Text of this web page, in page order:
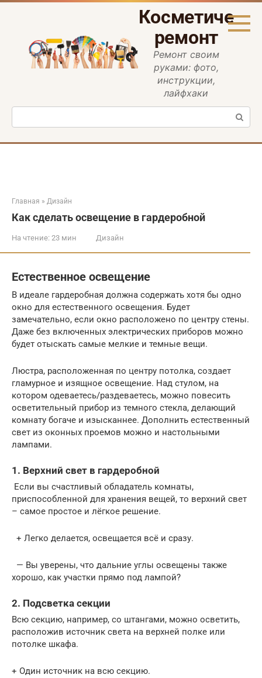
Перейти
ремонт
Ремонт своим
руками: фото,
инструкции,
лайфхаки
Поиск:
Главная » Дизайн
Как сделать освещение в гардеробной
На чтение: 23 мин Дизайн
Естественное освещение
В идеале гардеробная должна содержать хотя бы одно
окно для естественного освещения. Будет
замечательно, если окно расположено по центру стены.
Даже без включенных электрических приборов можно
будет отыскать самые мелкие и темные вещи.
Люстра, расположенная по центру потолка, создает
гламурное и изящное освещение. Над стулом, на
котором одеваетесь/раздеваетесь, можно повесить
осветительный прибор из темного стекла, делающий
комнату богаче и изысканнее. Дополнить естественный
свет из оконных проемов можно и настольными
лампами.
1. Верхний свет в гардеробной
Если вы счастливый обладатель комнаты,
приспособленной для хранения вещей, то верхний свет
– самое простое и лёгкое решение.
+ Легко делается, освещается всё и сразу.
— Вы уверены, что дальние углы освещены также
хорошо, как участки прямо под лампой?
2. Подсветка секции
Всю секцию, например, со штангами, можно осветить,
расположив источник света на верхней полке или
потолке шкафа.
+ Один источник на всю секцию.